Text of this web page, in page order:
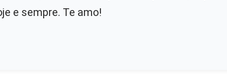
e sempre. Te amo!